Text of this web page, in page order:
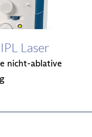
Laser
nicht-ablative